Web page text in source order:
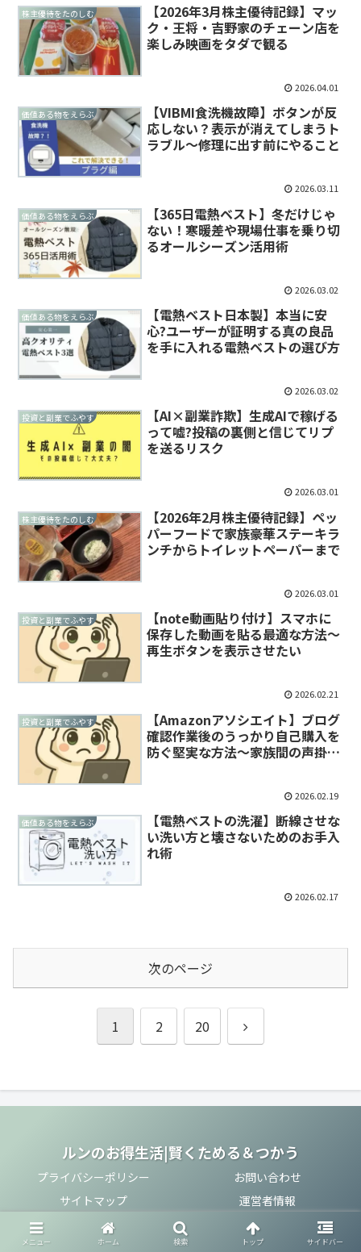
株主優待をたのしむ
【2026年3月株主優待記録】マッ
ク・王将・吉野家のチェーン店を
楽しみ映画をタダで観る
2026.04.01
価値ある物をえらぶ
【VIBMI食洗機故障】ボタンが反
応しない？表示が消えてしまうト
ラブル～修理に出す前にやること
2026.03.11
価値ある物をえらぶ
【365日電熱ベスト】冬だけじゃ
ない！寒暖差や現場仕事を乗り切
るオールシーズン活用術
2026.03.02
価値ある物をえらぶ
【電熱ベスト日本製】本当に安
心?ユーザーが証明する真の良品
を手に入れる電熱ベストの選び方
2026.03.02
投資と副業でふやす
【AI×副業詐欺】生成AIで稼げる
って嘘?投稿の裏側と信じてリプ
を送るリスク
2026.03.01
株主優待をたのしむ
【2026年2月株主優待記録】ペッ
パーフードで家族豪華ステーキラ
ンチからトイレットペーパーまで
2026.03.01
投資と副業でふやす
【note動画貼り付け】スマホに
保存した動画を貼る最適な方法～
再生ボタンを表示させたい
2026.02.21
投資と副業でふやす
【Amazonアソシエイト】ブログ
確認作業後のうっかり自己購入を
防ぐ堅実な方法～家族間の声掛け
2026.02.19
価値ある物をえらぶ
【電熱ベストの洗濯】断線させな
い洗い方と壊さないためのお手入
れ術
2026.02.17
次のページ
1 2 20
次
ルンのお得生活|賢くためる＆つかう
プライバシーポリシー
お問い合わせ
サイトマップ
運営者情報
© 2025 ルンのお得生活|賢くためる＆つかう.
メニュー ホーム 検索 トップ サイドバー